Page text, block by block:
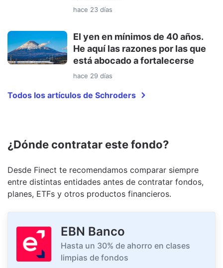
hace 23 días
El yen en mínimos de 40 años.
He aquí las razones por las que
está abocado a fortalecerse
hace 29 días
Todos los artículos de Schroders
¿Dónde contratar este fondo?
Desde Finect te recomendamos comparar siempre
entre distintas entidades antes de contratar fondos,
planes, ETFs y otros productos financieros.
EBN Banco
Hasta un 30% de ahorro en clases
limpias de fondos